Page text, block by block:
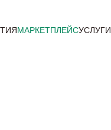
МАРКЕТПЛЕЙСУСЛУГИ